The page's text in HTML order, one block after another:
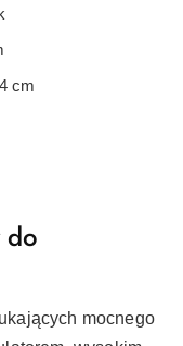
cm
do
mocnego